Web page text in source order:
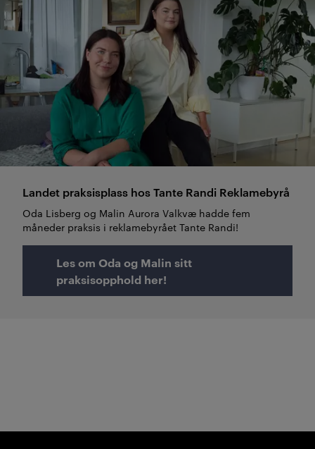
Landet praksisplass hos Tante Randi Reklamebyrå
Oda Lisberg og Malin Aurora Valkvæ hadde fem
måneder praksis i reklamebyrået Tante Randi!
Les om Oda og Malin sitt
praksisopphold her!